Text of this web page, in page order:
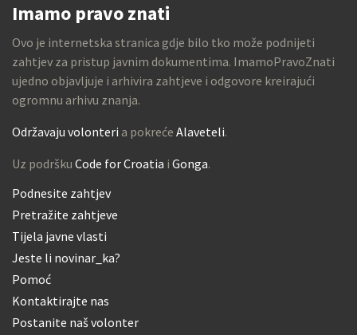
Imamo pravo znati
Ovo je internetska stranica gdje bilo tko može podnijeti
zahtjev za pristup javnim dokumentima. ImamoPravoZnati
ujedno objavljuje i arhivira zahtjeve i odgovore kreirajući
ogromnu arhivu znanja.
Održavaju volonteri a pokreće Alaveteli.
Uz podršku Code for Croatia i Gonga.
Podnesite zahtjev
Pretražite zahtjeve
Tijela javne vlasti
Jeste li novinar_ka?
Pomoć
Kontaktirajte nas
Postanite naš volonter